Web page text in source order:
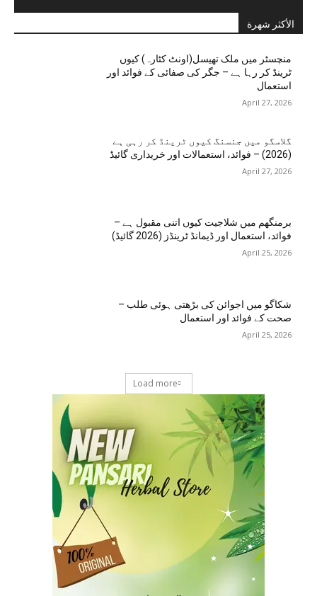
الأكثر شهرة
منچسٹر میں ملک تھیسل(اونٹ کٹارہ) کیوں
ٹرینڈ کر رہا ہے – جگر کی صفائی کے فوائد اور
استعمال
April 27, 2026
گلاسگو میں جنسنگ کیوں ٹرینڈ کر رہی ہے
(2026) – فوائد، استعمالات اور خریداری گائیڈ
April 27, 2026
برمنگھم میں شلاجیت کیوں اتنی مقبول ہے –
فوائد، استعمال اور ڈیمانڈ ٹرینڈز (2026 گائیڈ)
April 25, 2026
شکاگو میں اجوائن کی بڑھتی ہوئی طلب –
صحت کے فوائد اور استعمال
April 25, 2026
Load more